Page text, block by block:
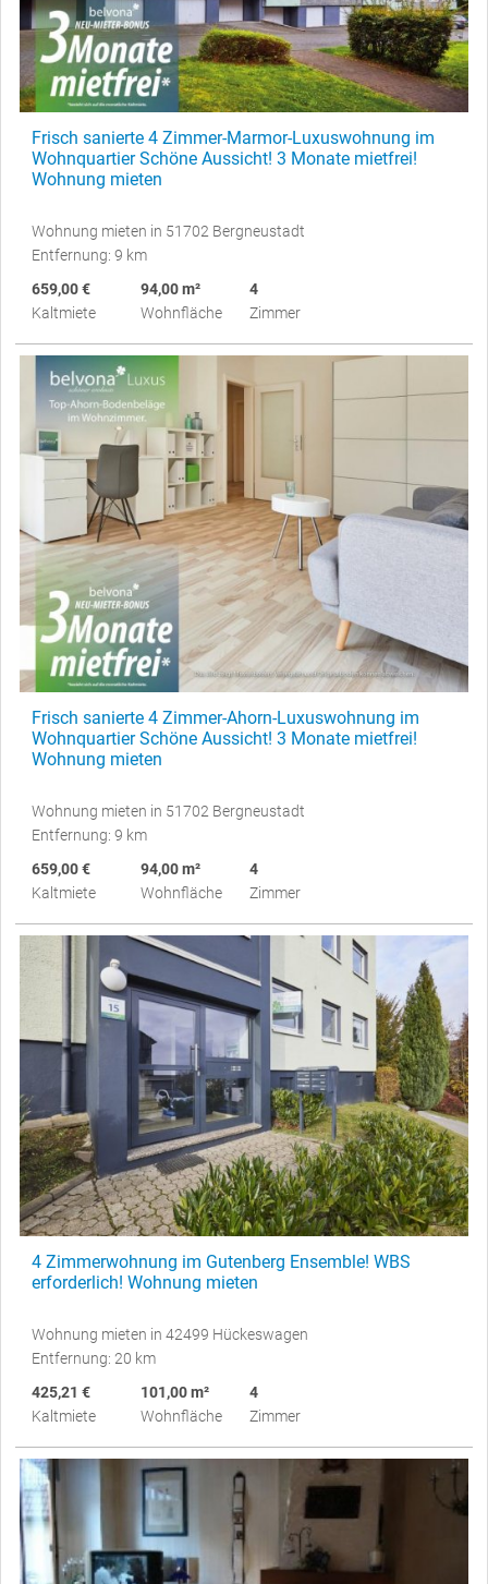
Frisch sanierte 4 Zimmer-Marmor-Luxuswohnung im
Wohnquartier Schöne Aussicht! 3 Monate mietfrei!
Wohnung mieten
Wohnung mieten in 51702 Bergneustadt
Entfernung: 9 km
659,00 €
Kaltmiete
94,00 m²
Wohnfläche
4
Zimmer
Frisch sanierte 4 Zimmer-Ahorn-Luxuswohnung im
Wohnquartier Schöne Aussicht! 3 Monate mietfrei!
Wohnung mieten
Wohnung mieten in 51702 Bergneustadt
Entfernung: 9 km
659,00 €
Kaltmiete
94,00 m²
Wohnfläche
4
Zimmer
4 Zimmerwohnung im Gutenberg Ensemble! WBS
erforderlich! Wohnung mieten
Wohnung mieten in 42499 Hückeswagen
Entfernung: 20 km
425,21 €
Kaltmiete
101,00 m²
Wohnfläche
4
Zimmer